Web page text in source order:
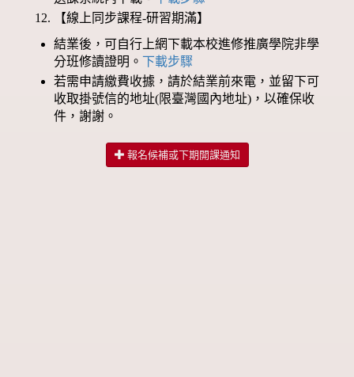
【線上同步課程-研習期滿】
結業後，可自行上網下載本校進修推廣學院非學
分班修讀證明。 下載步驟
若需申請繳費收據，請於結業前來電，並留下可
收取掛號信的地址(限臺灣國內地址)，以確保收
件，謝謝。
報名候補或下期開課通知